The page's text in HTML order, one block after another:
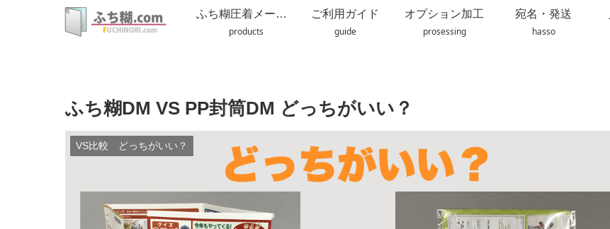
ふち糊圧着メーラーDMについて
products
ご利用ガイド
guide
オプション加工
prosessing
宛名・発送
hasso
ふち糊DM VS PP封筒DM どっちがいい？
VS比較 どっちがいい？